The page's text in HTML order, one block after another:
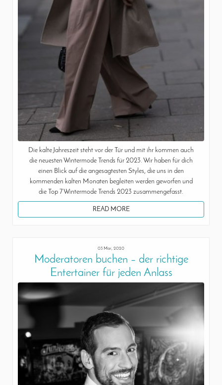
Die kalte Jahreszeit steht vor der Tür und mit ihr kommen auch
die neuesten Wintermode Trends für 2023. Wir haben für dich
einen Blick auf die angesagtesten Styles, die uns in den
kommenden kalten Monaten begleiten werden geworfen und
die Top 7 Wintermode Trends 2023 zusammengefasst.
READ MORE
03 Mar, 2020
Moderatoren buchen – der richtige
Entertainer für jeden Anlass